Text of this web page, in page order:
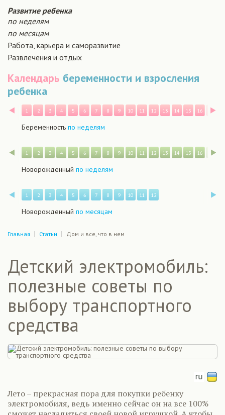
Развитие ребенка
по неделям
по месяцам
Работа, карьера и саморазвитие
Развлечения и отдых
Календарь беременности и взросления
ребенка
Назад
1 2 3 4 5 6 7 8 9 10 11 12 13 14 15 16 17
Беременность по неделям
Назад
1 2 3 4 5 6 7 8 9 10 11 12 13 14 15 16 17
Новорожденный по неделям
Назад
1 2 3 4 5 6 7 8 9 10 11 12
Новорожденный по месяцам
Главная Статьи Дом и все, что в нем
Детский электромобиль:
полезные советы по
выбору транспортного
средства
Лето – прекрасная пора для покупки ребенку
электромобиля, ведь именно сейчас он на все 100%